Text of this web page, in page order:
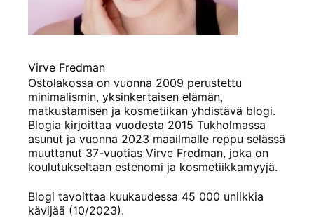
Virve Fredman
Ostolakossa on vuonna 2009 perustettu
minimalismin, yksinkertaisen elämän,
matkustamisen ja kosmetiikan yhdistävä blogi.
Blogia kirjoittaa vuodesta 2015 Tukholmassa
asunut ja vuonna 2023 maailmalle reppu selässä
muuttanut 37-vuotias Virve Fredman, joka on
koulutukseltaan estenomi ja kosmetiikkamyyjä.
Blogi tavoittaa kuukaudessa 45 000 uniikkia
kävijää (10/2023).